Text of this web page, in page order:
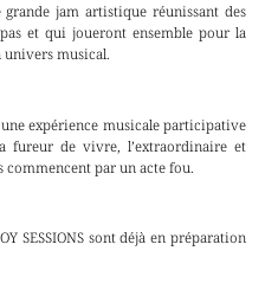
jam artistique réunissant des
et qui joueront ensemble pour la
musical.
une expérience musicale participative
fureur de vivre, l’extraordinaire et
commencent par un acte fou.
SESSIONS sont déjà en préparation